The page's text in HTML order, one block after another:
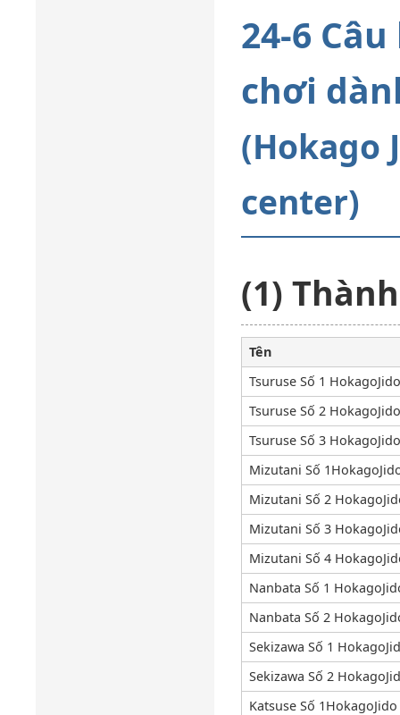
24-6
chơi
(Hokago
center)
(1)
Tên
Tsuruse Số 1
Tsuruse Số 2
Tsuruse Số 3
Mizutani Số
Mizutani Số 2
Mizutani Số 3
Mizutani Số 4
Nanbata Số 1
Nanbata Số 2
Sekizawa Số 1
Sekizawa Số 2
Katsuse Số